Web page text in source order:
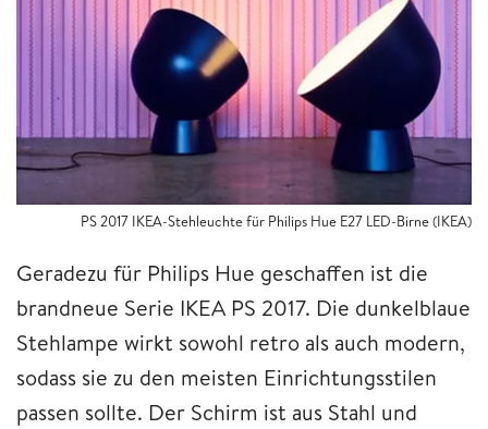
PS 2017 IKEA-Stehleuchte für Philips Hue E27 LED-Birne (IKEA)
Geradezu für Philips Hue geschaffen ist die
brandneue Serie IKEA PS 2017. Die dunkelblaue
Stehlampe wirkt sowohl retro als auch modern,
sodass sie zu den meisten Einrichtungsstilen
passen sollte. Der Schirm ist aus Stahl und